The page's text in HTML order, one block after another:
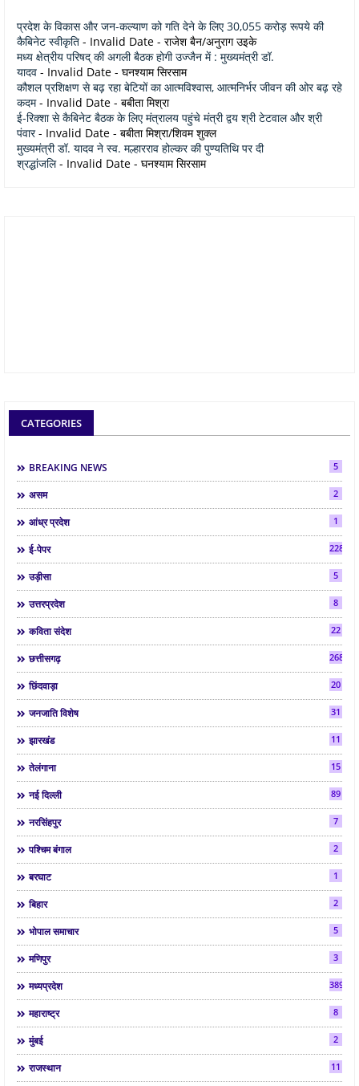
प्रदेश के विकास और जन-कल्याण को गति देने के लिए 30,055 करोड़ रूपये की
कैबिनेट स्वीकृति - Invalid Date - राजेश बैन/अनुराग उइके
मध्य क्षेत्रीय परिषद् की अगली बैठक होगी उज्जैन में : मुख्यमंत्री डॉ.
यादव - Invalid Date - घनश्याम सिरसाम
कौशल प्रशिक्षण से बढ़ रहा बेटियों का आत्मविश्वास, आत्मनिर्भर जीवन की ओर बढ़ रहे
कदम- Invalid Date - बबीता मिश्रा
ई-रिक्शा से कैबिनेट बैठक के लिए मंत्रालय पहुंचे मंत्री द्वय श्री टेटवाल और श्री
पंवार- Invalid Date - बबीता मिश्रा/शिवम शुक्ल
मुख्यमंत्री डॉ. यादव ने स्व. मल्हारराव होल्कर की पुण्यतिथि पर दी
श्रद्धांजलि- Invalid Date - घनश्याम सिरसाम
CATEGORIES
BREAKING NEWS 5
असम 2
आंध्र प्रदेश 1
ई-पेपर 2286
उड़ीसा 5
उत्तरप्रदेश 8
कविता संदेश 22
छत्तीसगढ़ 268
छिंदवाड़ा 20
जनजाति विशेष 31
झारखंड 11
तेलंगाना 15
नई दिल्ली 89
नरसिंहपुर 7
पश्चिम बंगाल 2
बरघाट 1
बिहार 2
भोपाल समाचार 5
मणिपुर 3
मध्यप्रदेश 3892
महाराष्ट्र 8
मुंबई 2
राजस्थान 11